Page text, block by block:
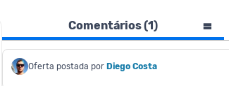
Comentários (1)
Oferta postada por Diego Costa